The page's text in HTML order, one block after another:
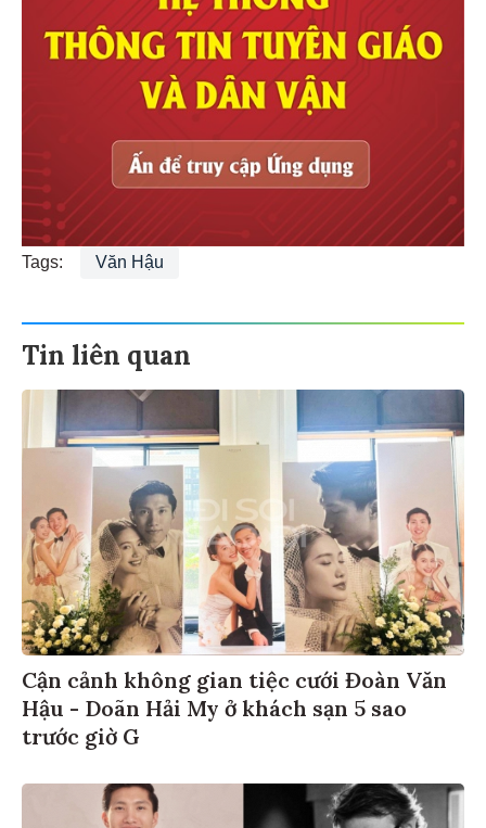
Tags: Văn Hậu
Tin liên quan
Cận cảnh không gian tiệc cưới Đoàn Văn
Hậu - Doãn Hải My ở khách sạn 5 sao
trước giờ G